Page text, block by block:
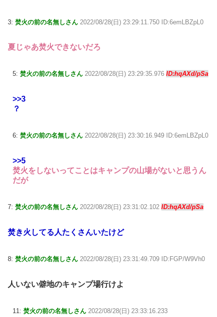
3: 焚火の前の名無しさん 2022/08/28(日) 23:29:11.750 ID:6emLBZpL0
夏じゃあ焚火できないだろ
5: 焚火の前の名無しさん 2022/08/28(日) 23:29:35.976 ID:hqAXd/pSa
>>3
？
6: 焚火の前の名無しさん 2022/08/28(日) 23:30:16.949 ID:6emLBZpL0
>>5
焚火をしないってことはキャンプの山場がないと思うん
だが
7: 焚火の前の名無しさん 2022/08/28(日) 23:31:02.102 ID:hqAXd/pSa
焚き火してる人たくさんいたけど
8: 焚火の前の名無しさん 2022/08/28(日) 23:31:49.709 ID:FGP/W9Vh0
人いない僻地のキャンプ場行けよ
11: 焚火の前の名無しさん 2022/08/28(日) 23:33:16.233